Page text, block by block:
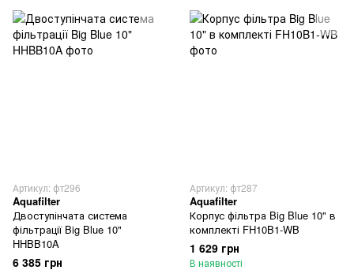
Артикул: фт296
Aquafilter
Двоступінчата система
фільтрації Big Blue 10"
HHBB10A
6 385 грн
Артикул: фт287
Aquafilter
Корпус фільтра Big Blue 10" в
комплекті FH10B1-WB
1 629 грн
В наявності